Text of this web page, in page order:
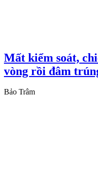
Mất kiểm soát,
vòng rồi đâm
Bảo Trâm